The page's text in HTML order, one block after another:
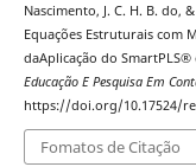
Nascimento, J. C. H. B. do,
Equações Estruturais com
daAplicação do
Educação E Pesquisa Em
https://doi.org/10.17524/
Fomatos de Citação